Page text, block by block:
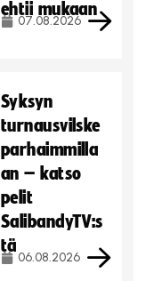
ehtii mukaan
07.08.2026
Syksyn
turnausvilske
parhaimmilla
an – katso
pelit
SalibandyTV:s
tä
06.08.2026